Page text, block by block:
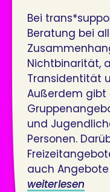
Bei
Beratung bei
Nichtbinarität,
Transidentität
Außerdem gibt
und
Personen.
auch Angebote
weiterlesen